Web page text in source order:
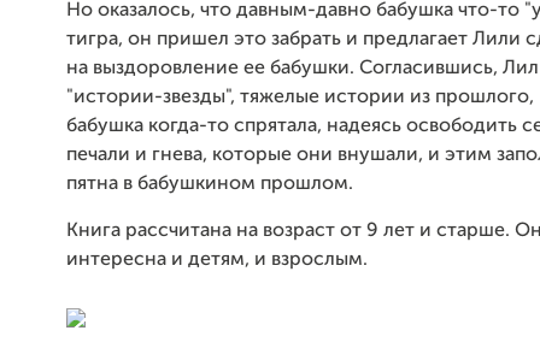
Но оказалось, что давным-давно бабушка что-то
тигра, он пришел это забрать и предлагает Лили
на выздоровление ее бабушки. Согласившись,
"истории-звезды", тяжелые истории из прошлого,
бабушка когда-то спрятала, надеясь освободить
печали и гнева, которые они внушали, и этим
пятна в бабушкином прошлом.
Книга рассчитана на возраст от 9 лет и старше.
интересна и детям, и взрослым.